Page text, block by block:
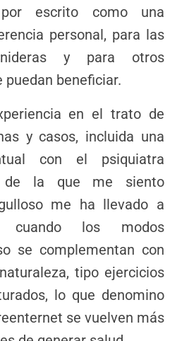
escrito como una
personal, para las
y para otros
puedan beneficiar.
en el trato de
y casos, incluida una
con el psiquiatra
de la que me siento
me ha llevado a
cuando los modos
se complementan con
tipo ejercicios
lo que denomino
se vuelven más